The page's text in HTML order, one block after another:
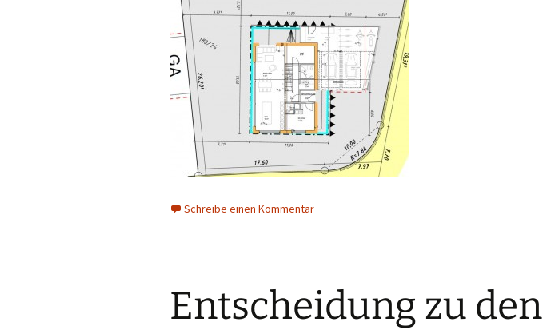
Schreibe einen Kommentar
Entscheidung zu den